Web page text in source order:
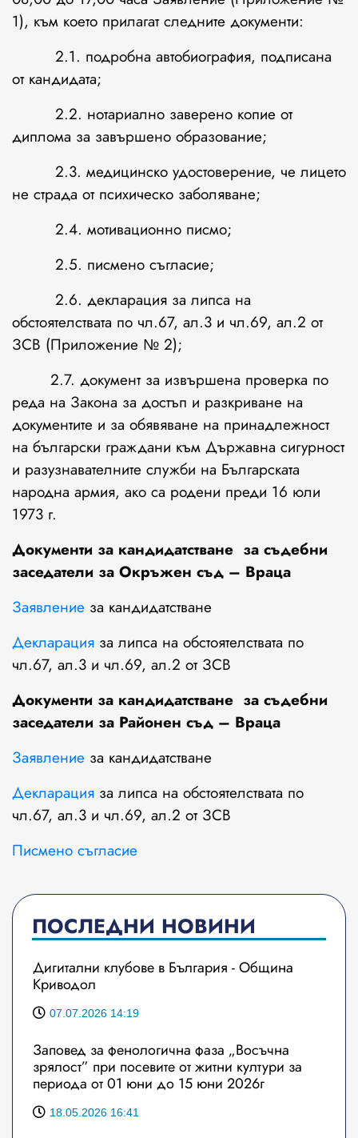
1), към което прилагат следните документи:
2.1. подробна автобиография, подписана
от кандидата;
2.2. нотариално заверено копие от
диплома за завършено образование;
2.3. медицинско удостоверение, че лицето
не страда от психическо заболяване;
2.4. мотивационно писмо;
2.5. писмено съгласие;
2.6. декларация за липса на
обстоятелствата по чл.67, ал.3 и чл.69, ал.2 от
ЗСВ (Приложение № 2);
2.7. документ за извършена проверка по
реда на Закона за достъп и разкриване на
документите и за обявяване на принадлежност
на български граждани към Държавна сигурност
и разузнавателните служби на Българската
народна армия, ако са родени преди 16 юли
1973 г.
Документи за кандидатстване за съдебни
заседатели за Окръжен съд – Враца
Заявление за кандидатстване
Декларация за липса на обстоятелствата по
чл.67, ал.3 и чл.69, ал.2 от ЗСВ
Документи за кандидатстване за съдебни
заседатели за Районен съд – Враца
Заявление за кандидатстване
Декларация за липса на обстоятелствата по
чл.67, ал.3 и чл.69, ал.2 от ЗСВ
Писмено съгласие
ПОСЛЕДНИ НОВИНИ
Дигитални клубове в България - Община
Криводол
07.07.2026 14:19
Заповед за фенологична фаза „Восъчна
зрялост” при посевите от житни култури за
периода от 01 юни до 15 юни 2026г
18.05.2026 16:41